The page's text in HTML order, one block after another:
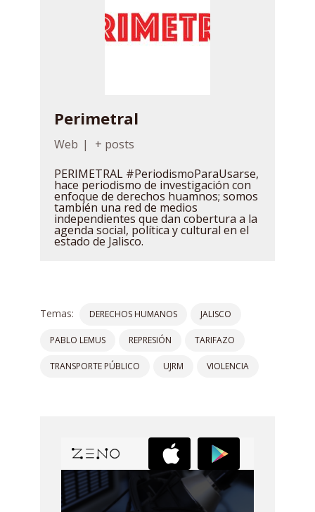
Perimetral
Web |
+ posts
PERIMETRAL #PeriodismoParaUsarse,
hace periodismo de investigación con
enfoque de derechos huamnos; somos
también una red de medios
independientes que dan cobertura a la
agenda social, política y cultural en el
estado de Jalisco.
Temas: DERECHOS HUMANOS JALISCO
PABLO LEMUS REPRESIÓN TARIFAZO
TRANSPORTE PÚBLICO UJRM VIOLENCIA